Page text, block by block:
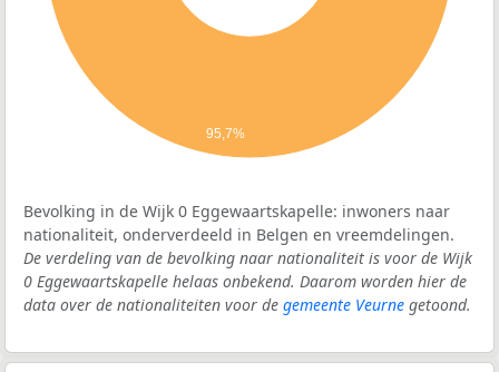
95,7%
Bevolking in de Wijk 0 Eggewaartskapelle: inwoners naar
nationaliteit, onderverdeeld in Belgen en vreemdelingen.
De verdeling van de bevolking naar nationaliteit is voor de Wijk
0 Eggewaartskapelle helaas onbekend. Daarom worden hier de
data over de nationaliteiten voor de gemeente Veurne getoond.